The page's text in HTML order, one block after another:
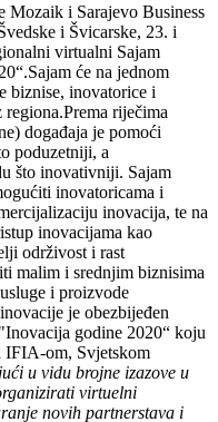
Mozaik i Sarajevo Business
i Švicarske, 23. i
virtualni Sajam
će na jednom
biznise, inovatorice i
riječima
događaja je pomoći
poduzetniji, a
što inovativniji. Sajam
inovatoricama i
inovacija, te na
inovacijama kao
održivost i rast
malim i srednjim biznisima
i proizvode
je obezbijeđen
godine 2020“ koju
IFIA-om, Svjetskom
u vidu brojne izazove u
virtuelni
novih partnerstava i